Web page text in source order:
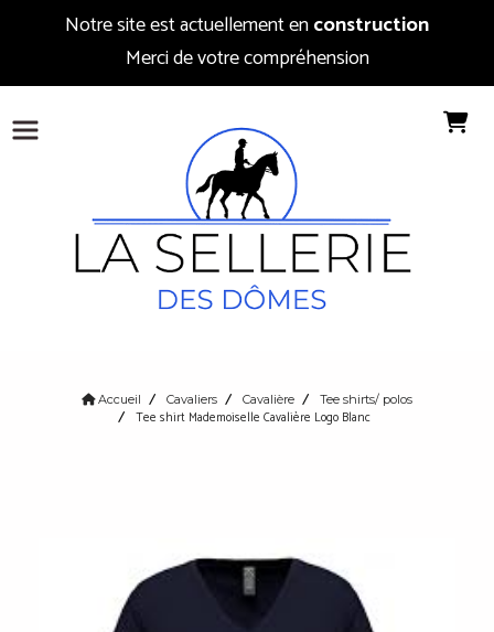
Notre site est actuellement enconstruction
Merci de votre compréhension
Accueil Cavaliers Cavalière Tee shirts/ polos
Tee shirt Mademoiselle Cavalière Logo Blanc